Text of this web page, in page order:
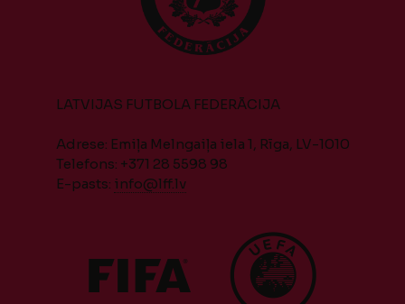
LATVIJAS FUTBOLA FEDERĀCIJA
Adrese: Emiļa Melngaiļa iela 1, Rīga, LV-1010
Telefons: +371 28 5598 98
E-pasts: info@lff.lv